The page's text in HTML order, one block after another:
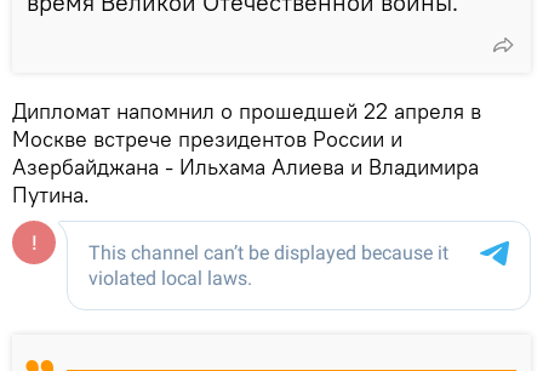
Дипломат напомнил о прошедшей 22 апреля в
Москве встрече президентов России и
Азербайджана - Ильхама Алиева и Владимира
Путина.